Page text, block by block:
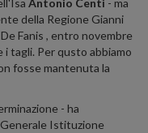
Antonio Centi - ma
della Regione Gianni
Fanis , entro novembre
i tagli. Per qusto abbiamo
fosse mantenuta la
- ha
Istituzione